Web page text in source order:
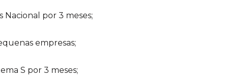
por 3 meses;
empresas;
S por 3 meses;